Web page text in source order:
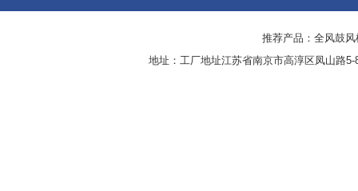
推荐产品： 全风鼓风
地址：工厂地址江苏省南京市高淳区凤山